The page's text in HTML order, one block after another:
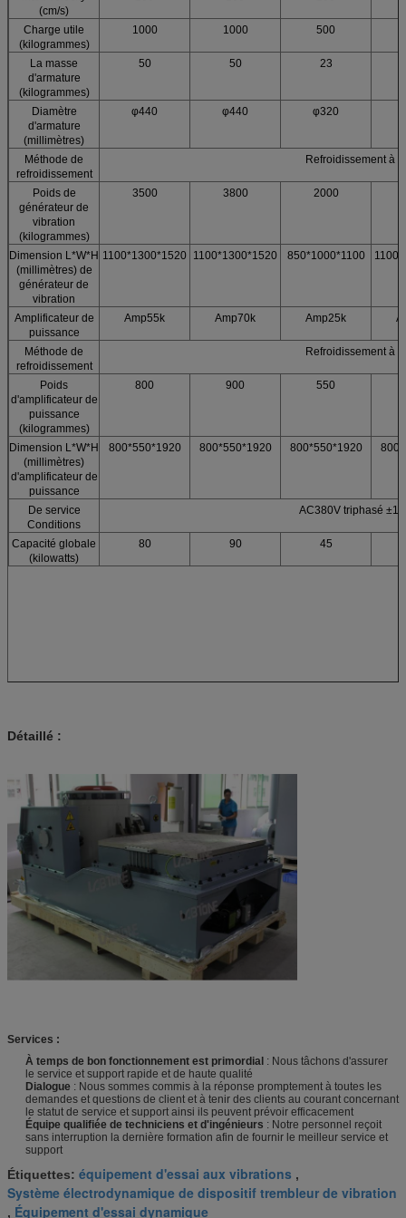
(cm/s)
Charge utile
(kilogrammes)
1000 1000 500
La masse
d'armature
(kilogrammes)
50 50 23
Diamètre
d'armature
(millimètres)
φ440 φ440 φ320
Méthode de
refroidissement
Refroidissement à
Poids de
générateur de
vibration
(kilogrammes)
3500 3800 2000
Dimension L*W*H
(millimètres) de
générateur de
vibration
1100*1300*1520 1100*1300*1520 850*1000*1100
Amplificateur de
puissance
Amp55k Amp70k Amp25k
Méthode de
refroidissement
Refroidissement à
Poids
d'amplificateur de
puissance
(kilogrammes)
800 900 550
Dimension L*W*H
(millimètres)
d'amplificateur de
puissance
800*550*1920 800*550*1920 800*550*1920
De service
Conditions
AC380V triphasé
Capacité globale
(kilowatts)
80 90 45
Détaillé :
Services :
À temps de bon fonctionnement est primordial : Nous tâchons d'assurer
le service et support rapide et de haute qualité
Dialogue : Nous sommes commis à la réponse promptement à toutes les
demandes et questions de client et à tenir des clients au courant concernant
le statut de service et support ainsi ils peuvent prévoir efficacement
Équipe qualifiée de techniciens et d'ingénieurs : Notre personnel reçoit
sans interruption la dernière formation afin de fournir le meilleur service et
support
Étiquettes: équipement d'essai aux vibrations ,
Système électrodynamique de dispositif trembleur de vibration
, Équipement d'essai dynamique